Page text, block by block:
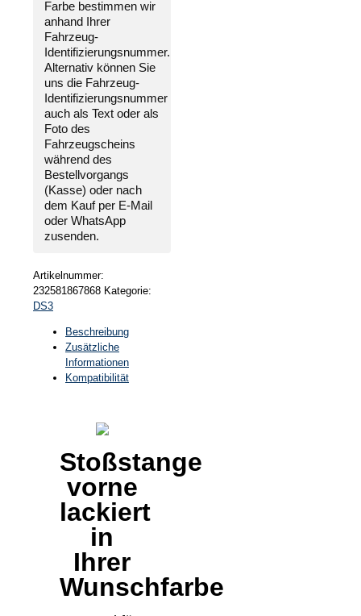
Citroen
DS3
2010-
2016
Menge
Farbe bestimmen wir
anhand Ihrer
Fahrzeug-
Identifizierungsnummer.
Alternativ können Sie
uns die Fahrzeug-
Identifizierungsnummer
auch als Text oder als
Foto des
Fahrzeugscheins
während des
Bestellvorgangs
(Kasse) oder nach
dem Kauf per E-Mail
oder WhatsApp
zusenden.
Artikelnummer:
232581867868 Kategorie:
DS3
Beschreibung
Zusätzliche
Informationen
Kompatibilität
Stoßstange
vorne
lackiert
in
Ihrer
Wunschfarbe